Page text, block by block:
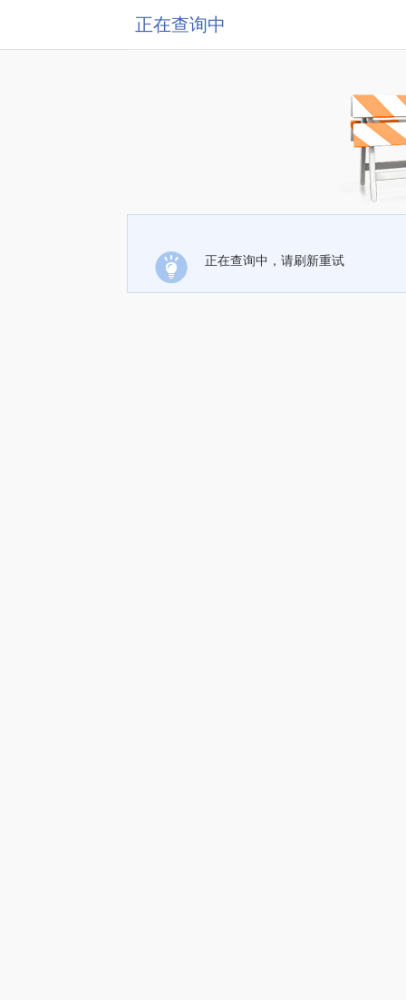
正在查询中
正在查询中，请刷新重试